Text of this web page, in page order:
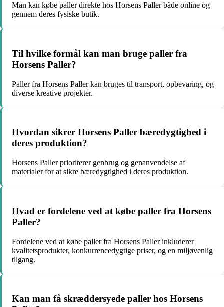
Man kan købe paller direkte hos Horsens Paller både online og
gennem deres fysiske butik.
Til hvilke formål kan man bruge paller fra
Horsens Paller?
Paller fra Horsens Paller kan bruges til transport, opbevaring, og
diverse kreative projekter.
Hvordan sikrer Horsens Paller bæredygtighed i
deres produktion?
Horsens Paller prioriterer genbrug og genanvendelse af
materialer for at sikre bæredygtighed i deres produktion.
Hvad er fordelene ved at købe paller fra Horsens
Paller?
Fordelene ved at købe paller fra Horsens Paller inkluderer
kvalitetsprodukter, konkurrencedygtige priser, og en miljøvenlig
tilgang.
Kan man få skræddersyede paller hos Horsens